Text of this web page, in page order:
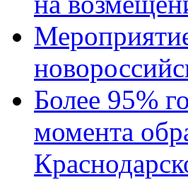
Более 95%
момента